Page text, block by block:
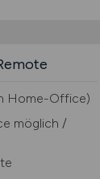
Home-Office)
möglich /